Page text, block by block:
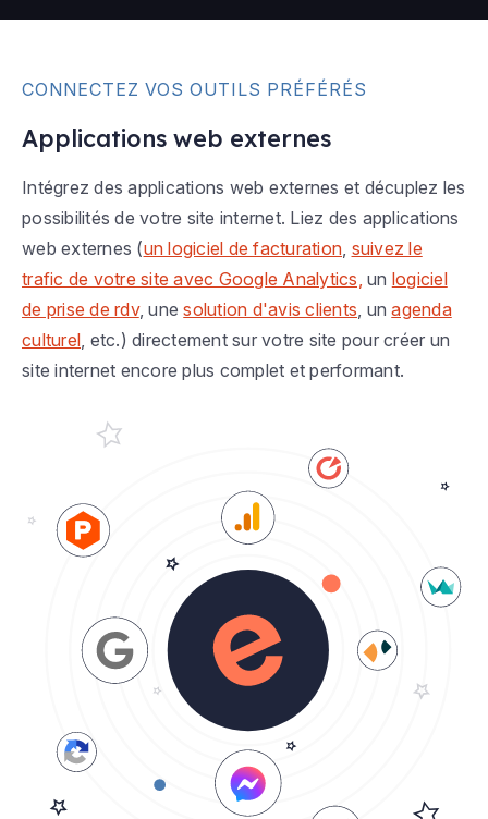
CONNECTEZ VOS OUTILS PRÉFÉRÉS
Applications web externes
Intégrez des applications web externes et décuplez les
possibilités de votre site internet. Liez des applications
web externes (un logiciel de facturation, suivez le
trafic de votre site avec Google Analytics, un logiciel
de prise de rdv, unesolution d'avis clients, unagenda
culturel, etc.) directement sur votre site pour créer un
site internet encore plus complet et performant.